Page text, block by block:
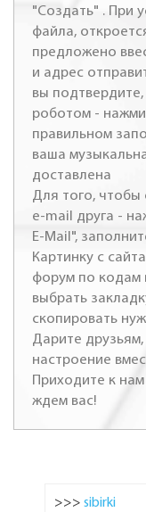
"Создать" . При
файла,
предложено
и адрес
вы
роботом -
правильном
ваша
доставлена
Для того, чтобы
e-mail друга -
E-Mail",
Картинку с
форум по кодам
выбрать
скопировать
Дарите
настроение
Приходите к
ждем вас!
>>> sibirki